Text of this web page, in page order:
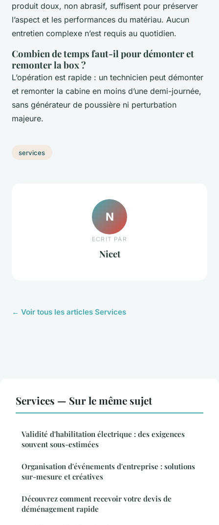
produit doux, non abrasif, suffisent pour préserver
l’aspect et les performances du matériau. Aucun
entretien complexe n’est requis au quotidien.
Combien de temps faut-il pour démonter et
remonter la box ?
L’opération est rapide : un technicien peut démonter
et remonter la cabine en moins d’une demi-journée,
sans générateur de poussière ni perturbation
majeure.
services
N
ECRIT PAR
Nicet
← Voir tous les articles Services
Services — Sur le même sujet
Validité d'habilitation électrique : des exigences
souvent sous-estimées
Organisation d'événements d'entreprise : solutions
sur-mesure et créatives
Découvrez comment recevoir votre devis de
déménagement rapide